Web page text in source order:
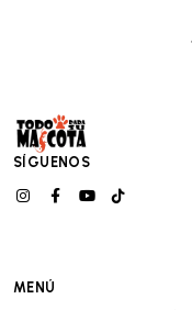
SÍGUENOS
MENÚ